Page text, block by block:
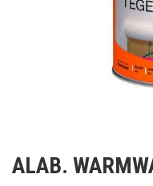
het
ALAB.